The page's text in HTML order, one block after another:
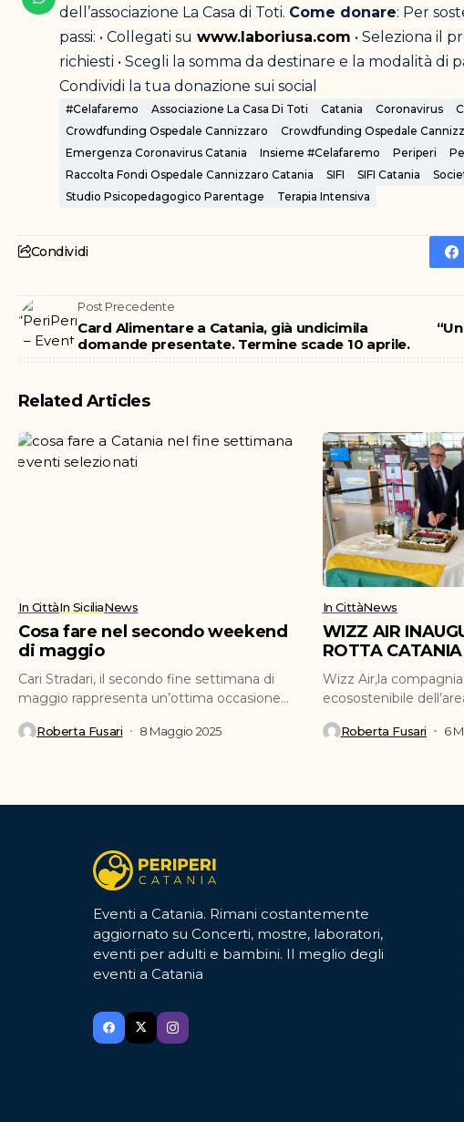
dell’associazione La Casa di Toti. Come donare: Per
passi: • Collegati su www.laboriusa.com • Seleziona il
richiesti • Scegli la somma da destinare e la modalità di
Condividi la tua donazione sui social
#celafaremo Associazione La Casa Di Toti Catania Coronavirus
Crowdfunding Ospedale Cannizzaro
Crowdfunding Ospedale
Emergenza Coronavirus Catania
Insieme #celafaremo Periperi
Raccolta Fondi Ospedale Cannizzaro Catania
SIFI SIFI Catania
Studio Psicopedagogico Parentage
Terapia Intensiva
Condividi
Post Precedente
Card Alimentare a Catania, già undicimila
domande presentate. Termine scade 10 aprile.
Related Articles
In CittàIn SiciliaNews
Cosa fare nel secondo weekend
di maggio
Cari Stradari, il secondo fine settimana di
maggio rappresenta un’ottima occasione
Roberta Fusari 8 Maggio 2025
In CittàNews
WIZZ AIR
ROTTA CATANIA
Wizz Air,la
ecosostenibile
Roberta Fusari 6
Eventi a Catania. Rimani costantemente
aggiornato su Concerti, mostre, laboratori,
eventi per adulti e bambini. Il meglio degli
eventi a Catania